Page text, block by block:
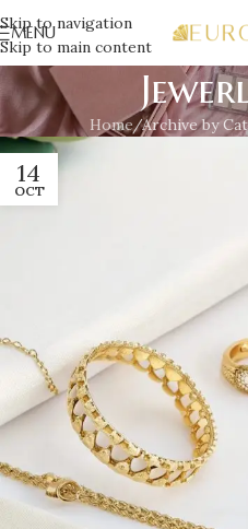
Skip to navigation
Skip to main content
MENU
Home Archive by
14
OCT